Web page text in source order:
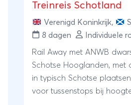
Treinreis Schotland
Verenigd Koninkrijk,
8 dagen
Individuele
Rail Away met ANWB
Schotse Hooglanden, met
in typisch Schotse
voor tussenstops bij